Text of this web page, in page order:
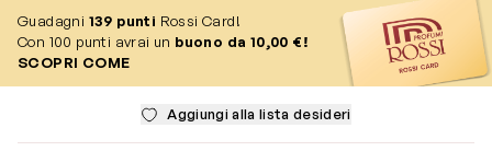
Guadagni 139 punti Rossi Card!
Con 100 punti avrai un buono da 10,00 €!
SCOPRI COME
Aggiungi alla lista desideri